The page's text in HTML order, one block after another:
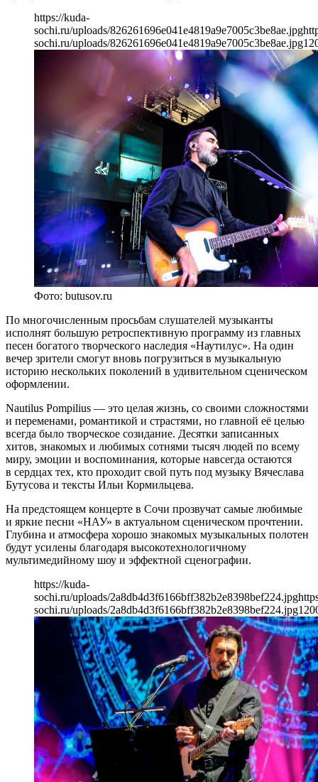
https://kuda-
sochi.ru/uploads/826261696e041e4819a9e7005c3be8ae.jpg
sochi.ru/uploads/826261696e041e4819a9e7005c3be8ae.jpg
Фото: butusov.ru
По многочисленным просьбам слушателей музыканты
исполнят большую ретроспективную программу из главных
песен богатого творческого наследия «Наутилус». На один
вечер зрители смогут вновь погрузиться в музыкальную
историю нескольких поколений в удивительном сценическом
оформлении.
Nautilus Pompilius — это целая жизнь, со своими сложностями
и переменами, романтикой и страстями, но главной её целью
всегда было творческое созидание. Десятки записанных
хитов, знакомых и любимых сотнями тысяч людей по всему
миру, эмоции и воспоминания, которые навсегда остаются
в сердцах тех, кто проходит свой путь под музыку Вячеслава
Бутусова и тексты Ильи Кормильцева.
На предстоящем концерте в Сочи прозвучат самые любимые
и яркие песни «НАУ» в актуальном сценическом прочтении.
Глубина и атмосфера хорошо знакомых музыкальных полотен
будут усилены благодаря высокотехнологичному
мультимедийному шоу и эффектной сценографии.
https://kuda-
sochi.ru/uploads/2a8db4d3f6166bff382b2e8398bef224.jpg
sochi.ru/uploads/2a8db4d3f6166bff382b2e8398bef224.jpg